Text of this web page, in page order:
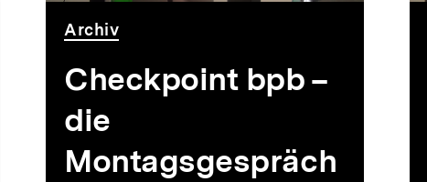
Video
Dauer
1
Min.
Archiv
Checkpoint bpb –
die
Montagsgespräch